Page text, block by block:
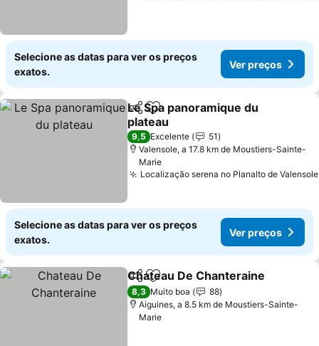
Selecione as datas para ver os preços
exatos.
Ver preços
PartilharAdicionar aos favoritos
Le Spa panoramique du
plateau
9,5 Excelente
51
Valensole, a 17.8 km de Moustiers-Sainte-
Marie
Localização serena no Planalto de Valensole
Selecione as datas para ver os preços
exatos.
Ver preços
PartilharAdicionar aos favoritos
Chateau De Chanteraine
8,3 Muito boa
88
Aiguines, a 8.5 km de Moustiers-Sainte-
Marie